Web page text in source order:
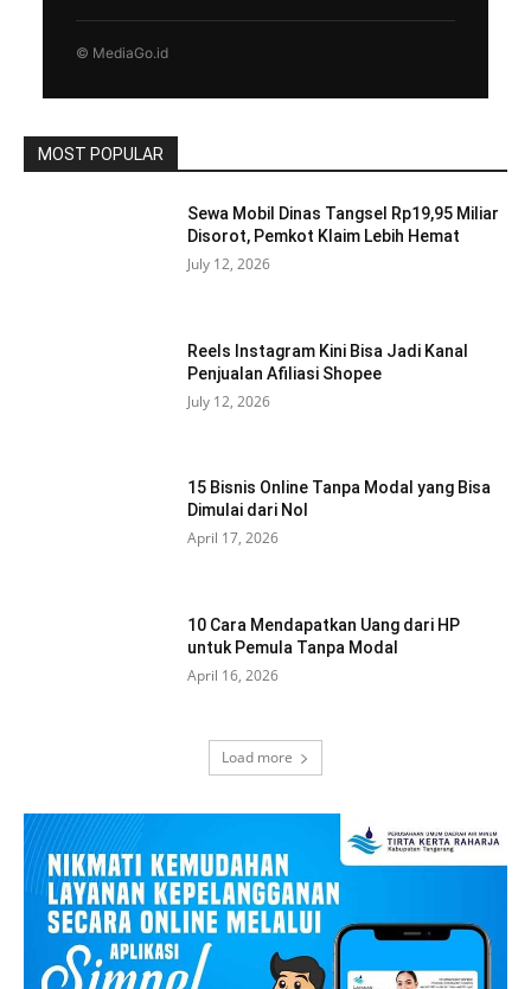
© MediaGo.id
MOST POPULAR
Sewa Mobil Dinas Tangsel Rp19,95 Miliar
Disorot, Pemkot Klaim Lebih Hemat
July 12, 2026
Reels Instagram Kini Bisa Jadi Kanal
Penjualan Afiliasi Shopee
July 12, 2026
15 Bisnis Online Tanpa Modal yang Bisa
Dimulai dari Nol
April 17, 2026
10 Cara Mendapatkan Uang dari HP
untuk Pemula Tanpa Modal
April 16, 2026
Load more